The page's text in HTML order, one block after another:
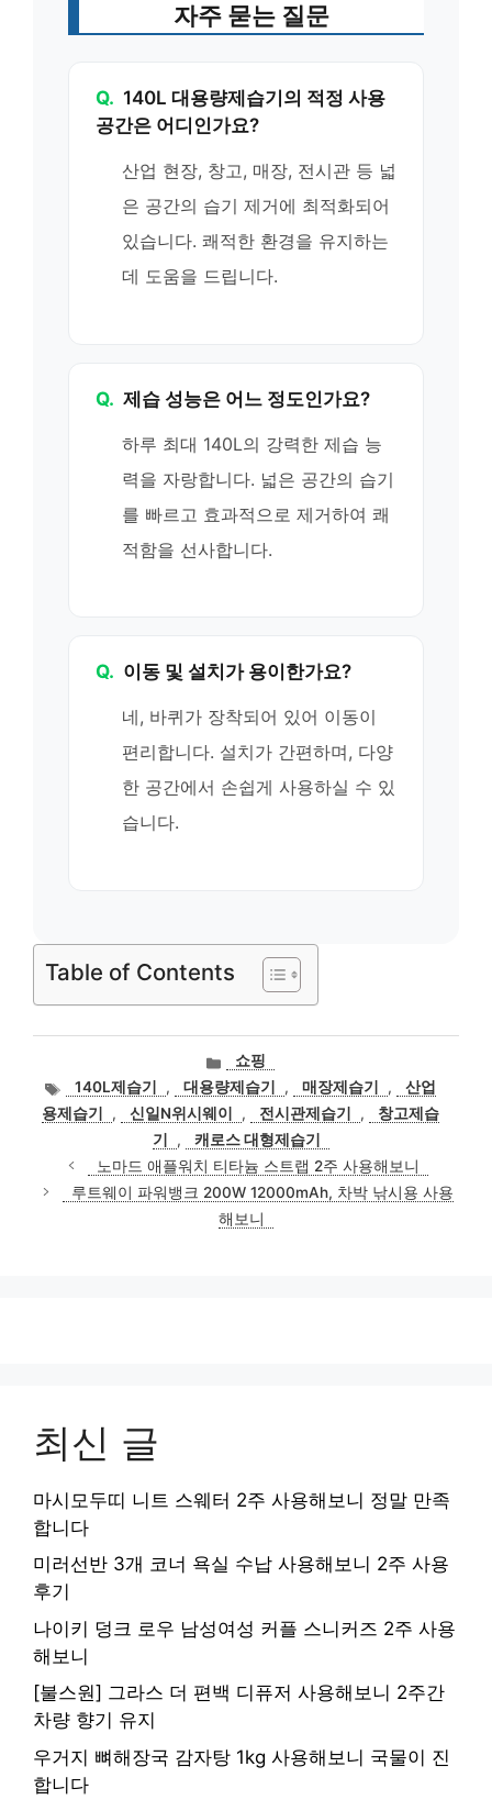
자주 묻는 질문
Q. 140L 대용량제습기의 적정 사용
공간은 어디인가요?
산업 현장, 창고, 매장, 전시관 등 넓
은 공간의 습기 제거에 최적화되어
있습니다. 쾌적한 환경을 유지하는
데 도움을 드립니다.
Q. 제습 성능은 어느 정도인가요?
하루 최대 140L의 강력한 제습 능
력을 자랑합니다. 넓은 공간의 습기
를 빠르고 효과적으로 제거하여 쾌
적함을 선사합니다.
Q. 이동 및 설치가 용이한가요?
네, 바퀴가 장착되어 있어 이동이
편리합니다. 설치가 간편하며, 다양
한 공간에서 손쉽게 사용하실 수 있
습니다.
Table of Contents
카
테
고
리
쇼핑
태
그
140L제습기 , 대용량제습기 , 매장제습기 ,
산업
용제습기
, 신일N위시웨이 , 전시관제습기 ,
창고제습
기
,
캐로스 대형제습기
노마드 애플워치 티타늄 스트랩 2주 사용해보니
루트웨이 파워뱅크 200W 12000mAh, 차박 낚시용 사용
해보니
최신 글
마시모두띠 니트 스웨터 2주 사용해보니 정말 만족
합니다
미러선반 3개 코너 욕실 수납 사용해보니 2주 사용
후기
나이키 덩크 로우 남성여성 커플 스니커즈 2주 사용
해보니
[불스원] 그라스 더 편백 디퓨저 사용해보니 2주간
차량 향기 유지
우거지 뼈해장국 감자탕 1kg 사용해보니 국물이 진
합니다